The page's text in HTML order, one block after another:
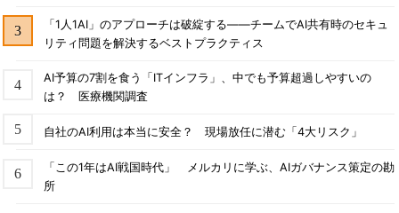
「1人1AI」のアプローチは破綻する――チームでAI共有時のセキュ
リティ問題を解決するベストプラクティス
AI予算の7割を食う「ITインフラ」、中でも予算超過しやすいの
は？ 医療機関調査
自社のAI利用は本当に安全？ 現場放任に潜む「4大リスク」
「この1年はAI戦国時代」 メルカリに学ぶ、AIガバナンス策定の勘
所